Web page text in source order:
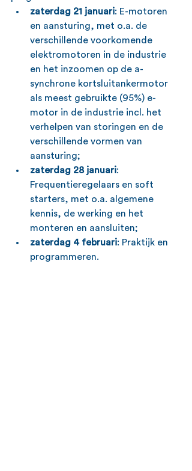
zaterdag 21 januari: E-motoren
en aansturing, met o.a. de
verschillende voorkomende
elektromotoren in de industrie
en het inzoomen op de a-
synchrone kortsluitankermotor
als meest gebruikte (95%) e-
motor in de industrie incl. het
verhelpen van storingen en de
verschillende vormen van
aansturing;
zaterdag 28 januari:
Frequentieregelaars en soft
starters, met o.a. algemene
kennis, de werking en het
monteren en aansluiten;
zaterdag 4 februari: Praktijk en
programmeren.